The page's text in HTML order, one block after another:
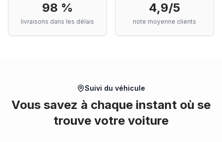
98 %
livraisons dans les délais
4,9/5
note moyenne clients
Suivi du véhicule
Vous savez à chaque instant où se
trouve votre voiture